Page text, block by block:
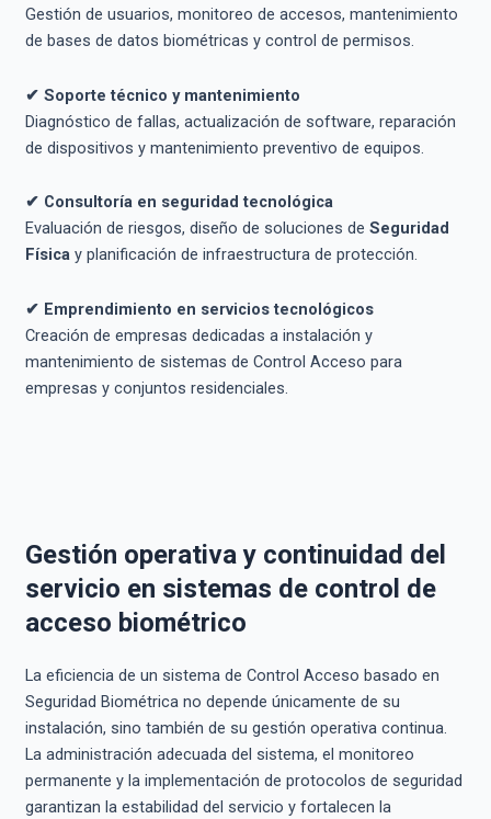
Gestión de usuarios, monitoreo de accesos, mantenimiento
de bases de datos biométricas y control de permisos.
✔ Soporte técnico y mantenimiento
Diagnóstico de fallas, actualización de software, reparación
de dispositivos y mantenimiento preventivo de equipos.
✔ Consultoría en seguridad tecnológica
Evaluación de riesgos, diseño de soluciones de Seguridad
Físicay planificación de infraestructura de protección.
✔ Emprendimiento en servicios tecnológicos
Creación de empresas dedicadas a instalación y
mantenimiento de sistemas de Control Acceso para
empresas y conjuntos residenciales.
Gestión operativa y continuidad del
servicio en sistemas de control de
acceso biométrico
La eficiencia de un sistema de Control Acceso basado en
Seguridad Biométrica no depende únicamente de su
instalación, sino también de su gestión operativa continua.
La administración adecuada del sistema, el monitoreo
permanente y la implementación de protocolos de seguridad
garantizan la estabilidad del servicio y fortalecen la